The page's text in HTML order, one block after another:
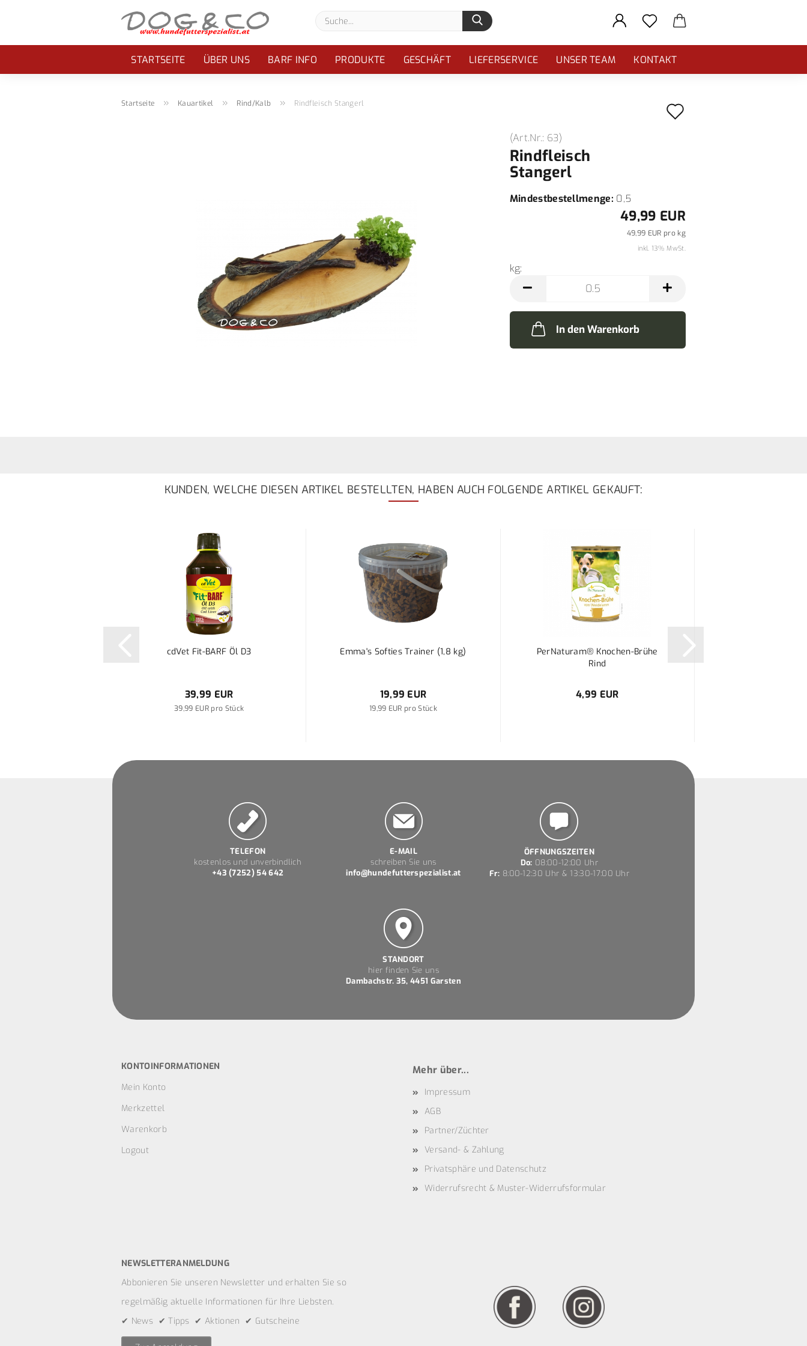
Suche...
STARTSEITE ÜBER UNS BARF INFO PRODUKTE GESCHÄFT LIEFERSERVICE UNSER TEAM KONTAKT
Startseite » Kauartikel » Rind/Kalb » Rindfleisch Stangerl
(Art.Nr.: 63)
Rindfleisch
Stangerl
Mindestbestellmenge: 0,5
49,99 EUR
49,99 EUR pro kg
inkl. 13% MwSt.
kg:
In den Warenkorb
KUNDEN, WELCHE DIESEN ARTIKEL BESTELLTEN, HABEN AUCH FOLGENDE ARTIKEL GEKAUFT:
cdVet Fit-BARF Öl D3
39,99 EUR
39,99 EUR pro Stück
Emma's Softies Trainer (1,8 kg)
19,99 EUR
19,99 EUR pro Stück
PerNaturam® Knochen-Brühe
Rind
4,99 EUR
TELEFON
kostenlos und unverbindlich
+43 (7252) 54 642
E-MAIL
schreiben Sie uns
info@hundefutterspezialist.at
ÖFFNUNGSZEITEN
Do: 08:00-12:00 Uhr
Fr: 8:00-12:30 Uhr & 13:30-17:00 Uhr
STANDORT
hier finden Sie uns
Dambachstr. 35, 4451 Garsten
KONTOINFORMATIONEN
Mein Konto
Merkzettel
Warenkorb
Logout
Mehr über...
Impressum
AGB
Partner/Züchter
Versand- & Zahlung
Privatsphäre und Datenschutz
Widerrufsrecht & Muster-Widerrufsformular
NEWSLETTERANMELDUNG
Abbonieren Sie unseren Newsletter und erhalten Sie so
regelmäßig aktuelle Informationen für Ihre Liebsten.
✔ News ✔ Tipps ✔ Aktionen ✔ Gutscheine